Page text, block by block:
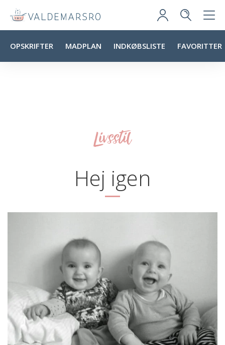
OPSKRIFTER MADPLAN INDKØBSLISTE FAVORITTER
Livsstil
Hej igen